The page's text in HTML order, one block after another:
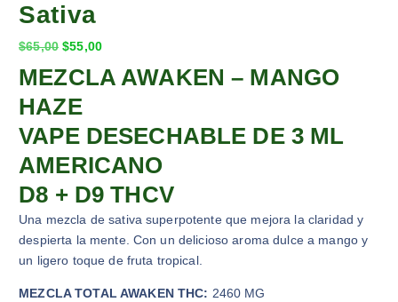
Sativa
$65,00 $55,00
MEZCLA AWAKEN – MANGO
HAZE
VAPE DESECHABLE DE 3 ML
AMERICANO
D8 + D9 THCV
Una mezcla de sativa superpotente que mejora la claridad y
despierta la mente. Con un delicioso aroma dulce a mango y
un ligero toque de fruta tropical.
MEZCLA TOTAL AWAKEN THC: 2460 MG